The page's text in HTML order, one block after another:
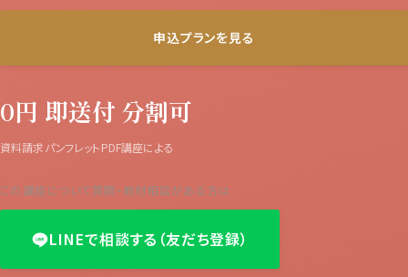
申込プランを見る
0円
資料請求
即送付
パンフレットPDF
分割可
講座による
この講座について質問・教材相談がある方は
LINEで相談する（友だち登録）